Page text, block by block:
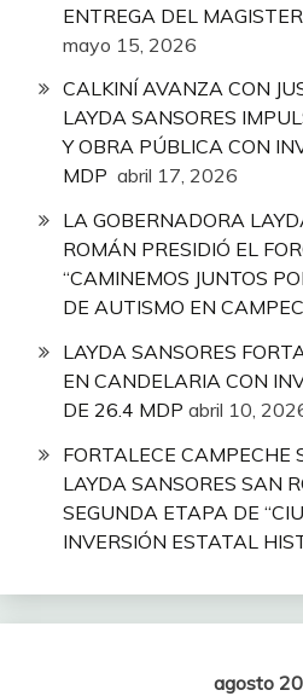
ENTREGA DEL
mayo 15, 2026
CALKINÍ AVANZA CON
LAYDA SANSORES
Y OBRA PÚBLICA CON
MDP abril 17, 2026
LA GOBERNADORA
ROMÁN PRESIDIÓ EL
“CAMINEMOS JUNTOS
DE AUTISMO EN
LAYDA SANSORES
EN CANDELARIA CON
DE 26.4 MDP abril 10,
FORTALECE CAMPECHE
LAYDA SANSORES SAN
SEGUNDA ETAPA DE
INVERSIÓN ESTATAL
agosto